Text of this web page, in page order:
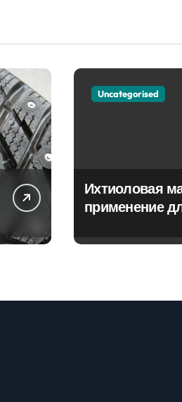
Uncategorised
Ихтиоловая
применение